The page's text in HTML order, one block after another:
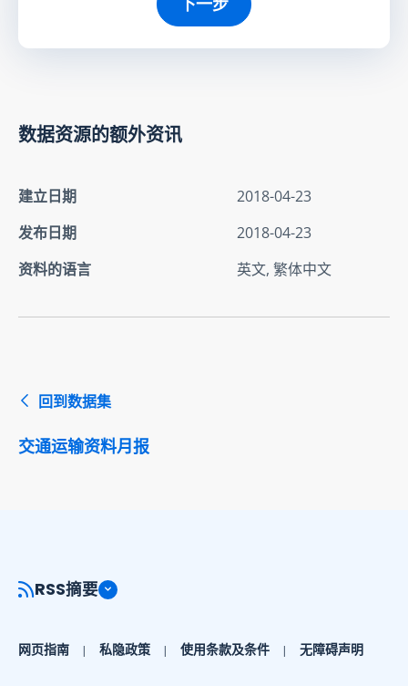
数据资源的额外资讯
建立日期
2018-04-23
发布日期
2018-04-23
资料的语言
英文, 繁体中文
回到数据集
交通运输资料月报
RSS摘要
网页指南 私隐政策 使用条款及条件 无障碍声明